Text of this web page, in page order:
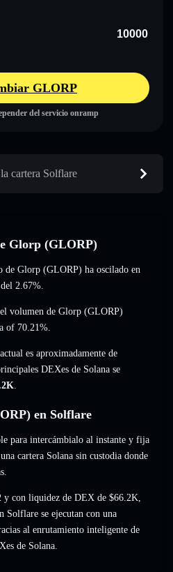
GLORP
del servicio onramp
cartera Solflare
Glorp (GLORP)
Glorp (GLORP) ha oscilado en
2.67%.
volumen de Glorp (GLORP)
of 70.21%.
es aproximadamente de
DEXes de Solana se
.
en Solflare
para intercámbialo al instante y fija
cartera Solana sin custodia donde
y con liquidez de DEX de $66.2K,
Solflare se ejecutan con una
al enrutamiento inteligente de
de Solana.